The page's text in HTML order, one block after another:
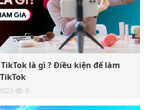
là gì ? Điều kiện để làm
0